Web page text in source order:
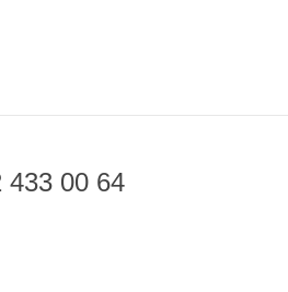
433 00 64